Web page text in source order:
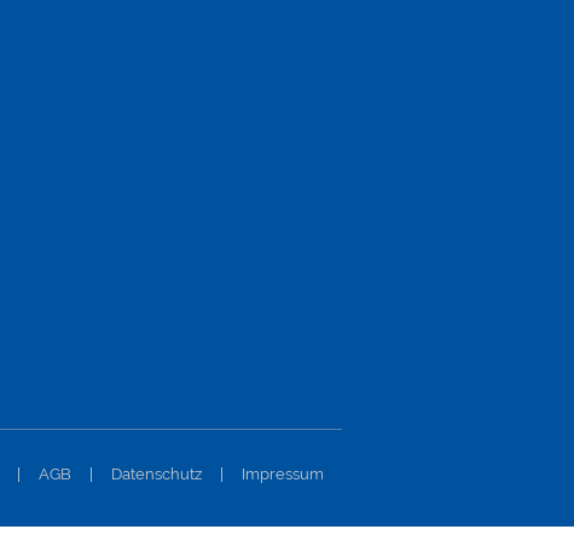
AGB Datenschutz Impressum